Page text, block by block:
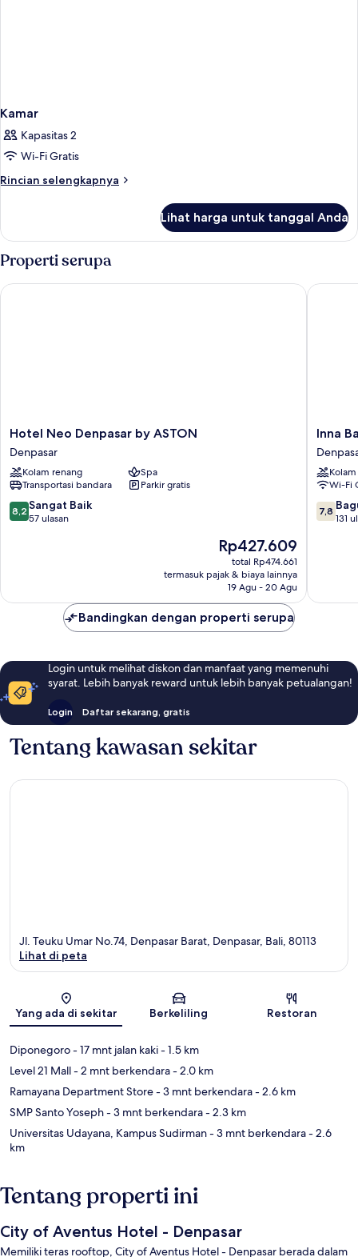
Kamar
Kapasitas 2
Wi-Fi Gratis
Rincian selengkapnya
Rincian
Kamar
Lihat harga untuk tanggal Anda
Properti serupa
Hotel
Neo
Denpasar
by
ASTON
Denpasar
Hotel Neo Denpasar by ASTON
Denpasar
Kolam renang
Spa
Transportasi bandara
Parkir gratis
8.2
dari
8,2 Sangat Baik
57 ulasan
Harga
sekarang
Rp427.609
Rp427.609
total Rp474.661
termasuk pajak & biaya lainnya
19 Agu - 20 Agu
Hotel Neo Denpasar by ASTON
Inna
Bali
Hotel
Inna
Wi-Fi
7.8
dari
7,8
131
Inna
Bandingkan dengan properti serupa
Login untuk melihat diskon dan manfaat yang memenuhi
syarat. Lebih banyak reward untuk lebih banyak petualangan!
Login Daftar sekarang, gratis
Tentang kawasan sekitar
Peta
Jl. Teuku Umar No.74, Denpasar Barat, Denpasar, Bali, 80113
Lihat di peta
Yang ada di sekitar Berkeliling Restoran
Diponegoro- 17 mnt jalan kaki- 1.5 km
Level 21 Mall- 2 mnt berkendara- 2.0 km
Ramayana Department Store- 3 mnt berkendara- 2.6 km
SMP Santo Yoseph- 3 mnt berkendara- 2.3 km
Universitas Udayana, Kampus Sudirman- 3 mnt berkendara- 2.6
km
Tentang properti ini
City of Aventus Hotel - Denpasar
Memiliki teras rooftop, City of Aventus Hotel - Denpasar berada dalam